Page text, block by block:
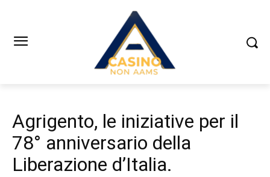
Agrigento, le iniziative per il
78° anniversario della
Liberazione d’Italia.